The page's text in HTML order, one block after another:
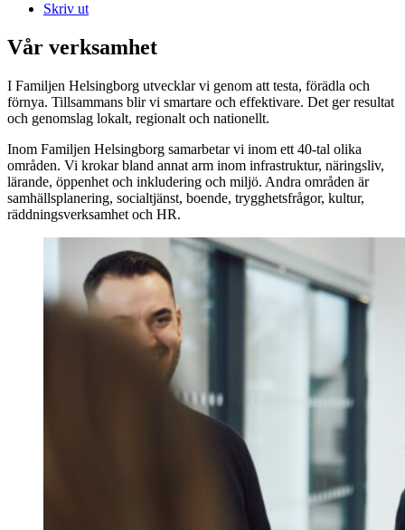
Skriv ut
Vår verksamhet
I Familjen Helsingborg utvecklar vi genom att testa, förädla och
förnya. Tillsammans blir vi smartare och effektivare. Det ger resultat
och genomslag lokalt, regionalt och nationellt.
Inom Familjen Helsingborg samarbetar vi inom ett 40-tal olika
områden. Vi krokar bland annat arm inom infrastruktur, näringsliv,
lärande, öppenhet och inkludering och miljö. Andra områden är
samhällsplanering, socialtjänst, boende, trygghetsfrågor, kultur,
räddningsverksamhet och HR.